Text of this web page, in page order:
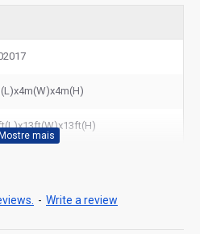
- Write a review